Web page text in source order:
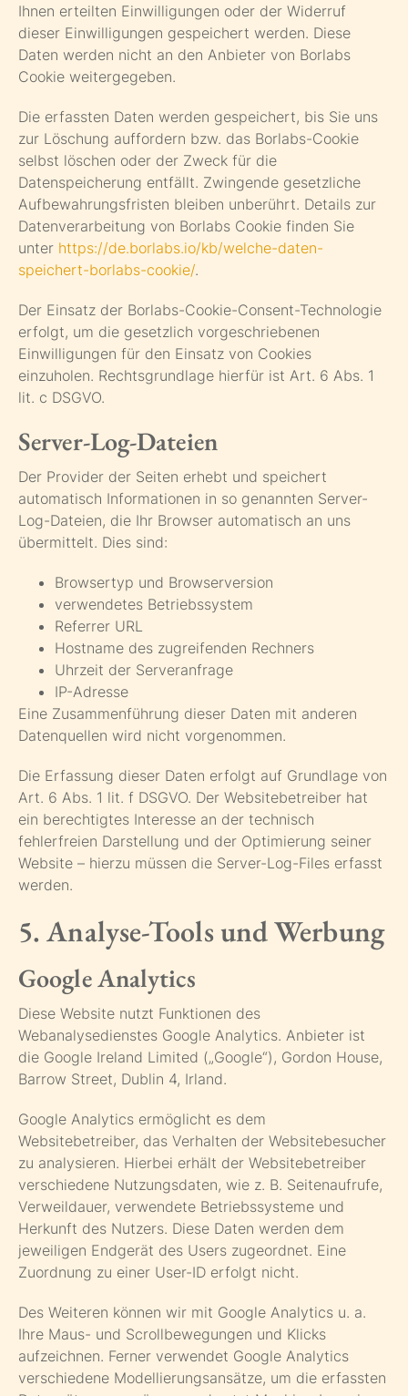
Ihnen erteilten Einwilligungen oder der Widerruf
dieser Einwilligungen gespeichert werden. Diese
Daten werden nicht an den Anbieter von Borlabs
Cookie weitergegeben.
Die erfassten Daten werden gespeichert, bis Sie uns
zur Löschung auffordern bzw. das Borlabs-Cookie
selbst löschen oder der Zweck für die
Datenspeicherung entfällt. Zwingende gesetzliche
Aufbewahrungsfristen bleiben unberührt. Details zur
Datenverarbeitung von Borlabs Cookie finden Sie
unter https://de.borlabs.io/kb/welche-daten-
speichert-borlabs-cookie/.
Der Einsatz der Borlabs-Cookie-Consent-Technologie
erfolgt, um die gesetzlich vorgeschriebenen
Einwilligungen für den Einsatz von Cookies
einzuholen. Rechtsgrundlage hierfür ist Art. 6 Abs. 1
lit. c DSGVO.
Server-Log-Dateien
Der Provider der Seiten erhebt und speichert
automatisch Informationen in so genannten Server-
Log-Dateien, die Ihr Browser automatisch an uns
übermittelt. Dies sind:
Browsertyp und Browserversion
verwendetes Betriebssystem
Referrer URL
Hostname des zugreifenden Rechners
Uhrzeit der Serveranfrage
IP-Adresse
Eine Zusammenführung dieser Daten mit anderen
Datenquellen wird nicht vorgenommen.
Die Erfassung dieser Daten erfolgt auf Grundlage von
Art. 6 Abs. 1 lit. f DSGVO. Der Websitebetreiber hat
ein berechtigtes Interesse an der technisch
fehlerfreien Darstellung und der Optimierung seiner
Website – hierzu müssen die Server-Log-Files erfasst
werden.
5. Analyse-Tools und Werbung
Google Analytics
Diese Website nutzt Funktionen des
Webanalysedienstes Google Analytics. Anbieter ist
die Google Ireland Limited („Google“), Gordon House,
Barrow Street, Dublin 4, Irland.
Google Analytics ermöglicht es dem
Websitebetreiber, das Verhalten der Websitebesucher
zu analysieren. Hierbei erhält der Websitebetreiber
verschiedene Nutzungsdaten, wie z. B. Seitenaufrufe,
Verweildauer, verwendete Betriebssysteme und
Herkunft des Nutzers. Diese Daten werden dem
jeweiligen Endgerät des Users zugeordnet. Eine
Zuordnung zu einer User-ID erfolgt nicht.
Des Weiteren können wir mit Google Analytics u. a.
Ihre Maus- und Scrollbewegungen und Klicks
aufzeichnen. Ferner verwendet Google Analytics
verschiedene Modellierungsansätze, um die erfassten